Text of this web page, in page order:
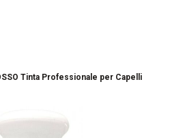
Tinta Professionale per Capelli